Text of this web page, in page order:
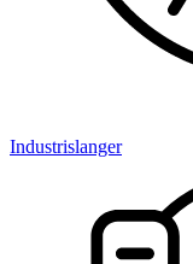
Industrislanger